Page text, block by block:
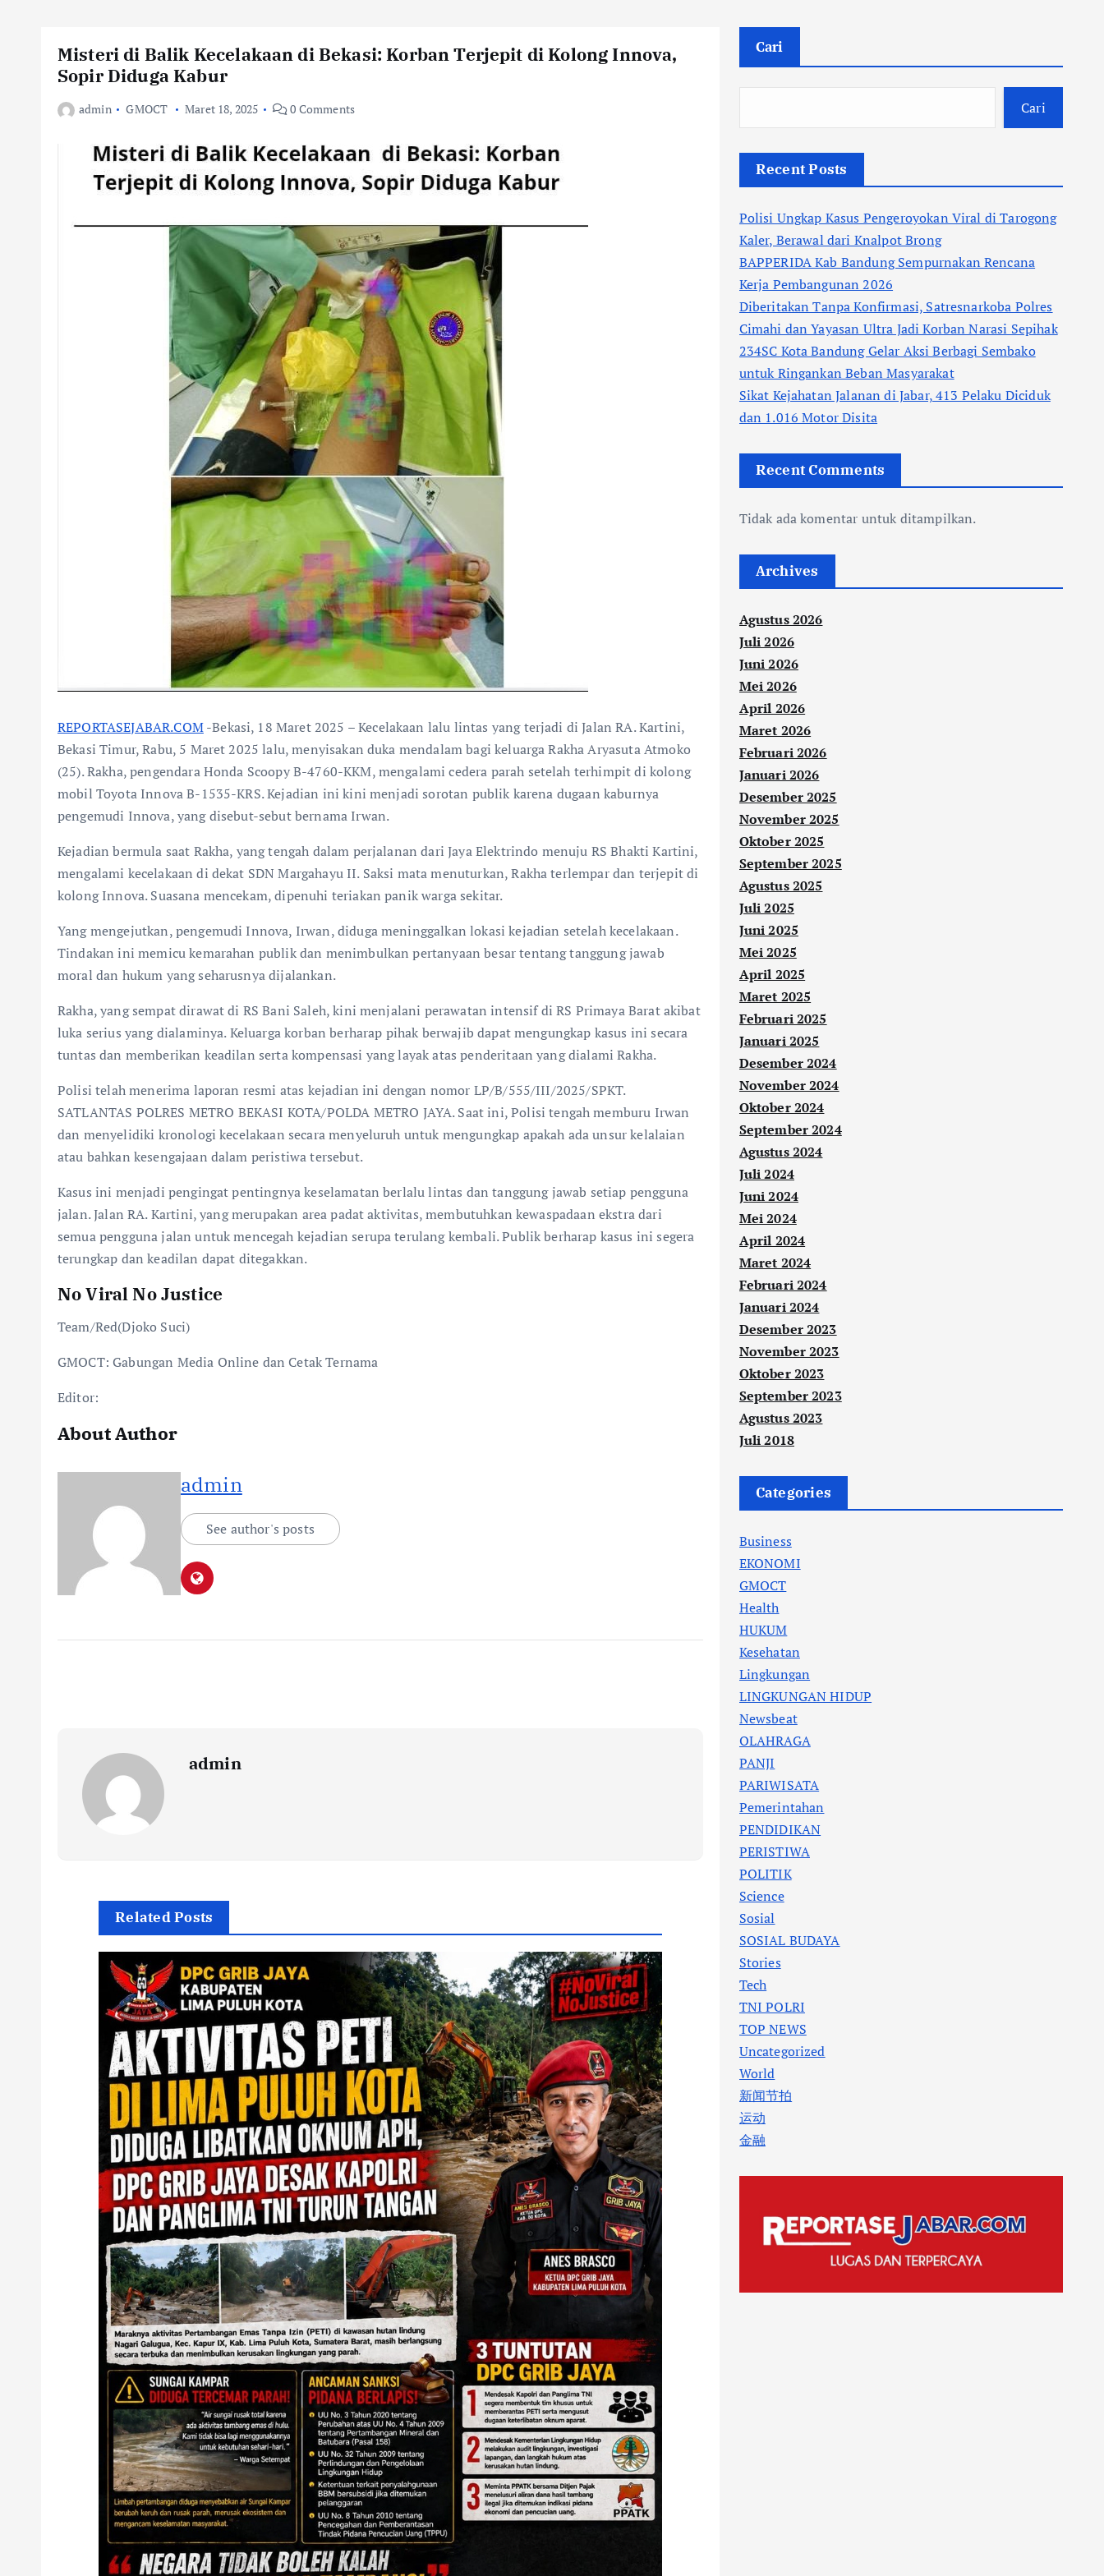
Misteri di Balik Kecelakaan di Bekasi: Korban Terjepit di Kolong Innova,
Sopir Diduga Kabur
admin GMOCT Maret 18, 2025 0 Comments
REPORTASEJABAR.COM-Bekasi, 18 Maret 2025 – Kecelakaan lalu lintas yang terjadi di Jalan RA. Kartini,
Bekasi Timur, Rabu, 5 Maret 2025 lalu, menyisakan duka mendalam bagi keluarga Rakha Aryasuta Atmoko
(25). Rakha, pengendara Honda Scoopy B-4760-KKM, mengalami cedera parah setelah terhimpit di kolong
mobil Toyota Innova B-1535-KRS. Kejadian ini kini menjadi sorotan publik karena dugaan kaburnya
pengemudi Innova, yang disebut-sebut bernama Irwan.
Kejadian bermula saat Rakha, yang tengah dalam perjalanan dari Jaya Elektrindo menuju RS Bhakti Kartini,
mengalami kecelakaan di dekat SDN Margahayu II. Saksi mata menuturkan, Rakha terlempar dan terjepit di
kolong Innova. Suasana mencekam, dipenuhi teriakan panik warga sekitar.
Yang mengejutkan, pengemudi Innova, Irwan, diduga meninggalkan lokasi kejadian setelah kecelakaan.
Tindakan ini memicu kemarahan publik dan menimbulkan pertanyaan besar tentang tanggung jawab
moral dan hukum yang seharusnya dijalankan.
Rakha, yang sempat dirawat di RS Bani Saleh, kini menjalani perawatan intensif di RS Primaya Barat akibat
luka serius yang dialaminya. Keluarga korban berharap pihak berwajib dapat mengungkap kasus ini secara
tuntas dan memberikan keadilan serta kompensasi yang layak atas penderitaan yang dialami Rakha.
Polisi telah menerima laporan resmi atas kejadian ini dengan nomor LP/B/555/III/2025/SPKT.
SATLANTAS POLRES METRO BEKASI KOTA/POLDA METRO JAYA. Saat ini, Polisi tengah memburu Irwan
dan menyelidiki kronologi kecelakaan secara menyeluruh untuk mengungkap apakah ada unsur kelalaian
atau bahkan kesengajaan dalam peristiwa tersebut.
Kasus ini menjadi pengingat pentingnya keselamatan berlalu lintas dan tanggung jawab setiap pengguna
jalan. Jalan RA. Kartini, yang merupakan area padat aktivitas, membutuhkan kewaspadaan ekstra dari
semua pengguna jalan untuk mencegah kejadian serupa terulang kembali. Publik berharap kasus ini segera
terungkap dan keadilan dapat ditegakkan.
No Viral No Justice
Team/Red(Djoko Suci)
GMOCT: Gabungan Media Online dan Cetak Ternama
Editor:
About Author
admin
See author's posts
admin
Related Posts
Cari
Cari
Recent Posts
Polisi Ungkap Kasus Pengeroyokan Viral di Tarogong
Kaler, Berawal dari Knalpot Brong
BAPPERIDA Kab Bandung Sempurnakan Rencana
Kerja Pembangunan 2026
Diberitakan Tanpa Konfirmasi, Satresnarkoba Polres
Cimahi dan Yayasan Ultra Jadi Korban Narasi Sepihak
234SC Kota Bandung Gelar Aksi Berbagi Sembako
untuk Ringankan Beban Masyarakat
Sikat Kejahatan Jalanan di Jabar, 413 Pelaku Diciduk
dan 1.016 Motor Disita
Recent Comments
Tidak ada komentar untuk ditampilkan.
Archives
Agustus 2026
Juli 2026
Juni 2026
Mei 2026
April 2026
Maret 2026
Februari 2026
Januari 2026
Desember 2025
November 2025
Oktober 2025
September 2025
Agustus 2025
Juli 2025
Juni 2025
Mei 2025
April 2025
Maret 2025
Februari 2025
Januari 2025
Desember 2024
November 2024
Oktober 2024
September 2024
Agustus 2024
Juli 2024
Juni 2024
Mei 2024
April 2024
Maret 2024
Februari 2024
Januari 2024
Desember 2023
November 2023
Oktober 2023
September 2023
Agustus 2023
Juli 2018
Categories
Business
EKONOMI
GMOCT
Health
HUKUM
Kesehatan
Lingkungan
LINGKUNGAN HIDUP
Newsbeat
OLAHRAGA
PANJI
PARIWISATA
Pemerintahan
PENDIDIKAN
PERISTIWA
POLITIK
Science
Sosial
SOSIAL BUDAYA
Stories
Tech
TNI POLRI
TOP NEWS
Uncategorized
World
新闻节拍
运动
金融